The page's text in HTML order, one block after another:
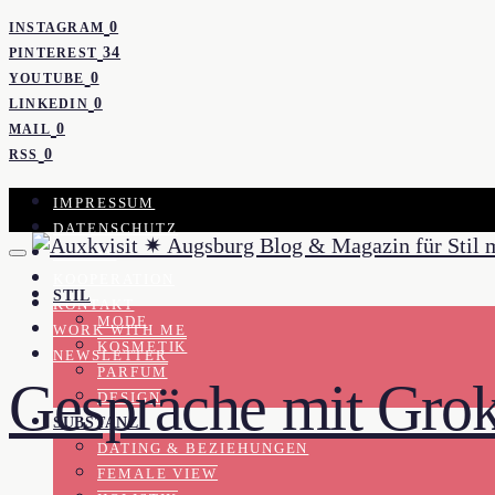
INSTAGRAM 0
PINTEREST 34
YOUTUBE 0
LINKEDIN 0
MAIL 0
RSS 0
IMPRESSUM
DATENSCHUTZ
PRESSE
KONTAKT
WORK WITH ME
NEWSLETTER
STIL
MODE
KOSMETIK
PARFUM
DESIGN
SUBSTANZ
DATING & BEZIEHUNGEN
FEMALE VIEW
Gespräche mit